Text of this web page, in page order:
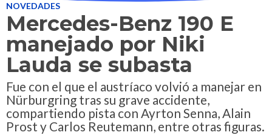
NOVEDADES
Mercedes-Benz 190 E
manejado por Niki
Lauda se subasta
Fue con el que el austríaco volvió a manejar en
Nürburgring tras su grave accidente,
compartiendo pista con Ayrton Senna, Alain
Prost y Carlos Reutemann, entre otras figuras.